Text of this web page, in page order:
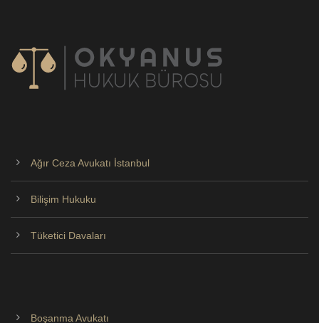
Ağır Ceza Avukatı İstanbul
Bilişim Hukuku
Tüketici Davaları
Boşanma Avukatı